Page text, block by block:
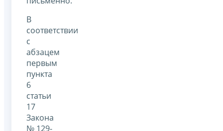
В
соответствии
с
абзацем
первым
пункта
6
статьи
17
Закона
№ 129-